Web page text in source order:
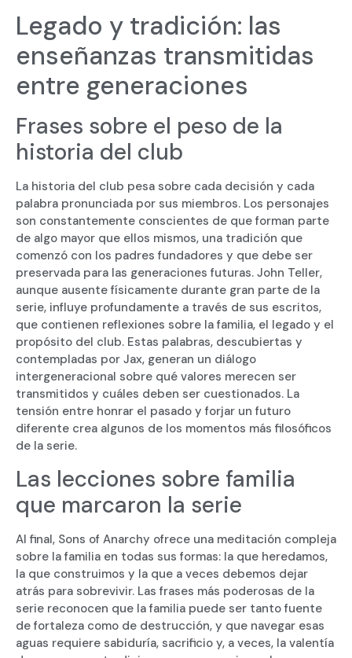
Legado y tradición: las
enseñanzas transmitidas
entre generaciones
Frases sobre el peso de la
historia del club
La historia del club pesa sobre cada decisión y cada
palabra pronunciada por sus miembros. Los personajes
son constantemente conscientes de que forman parte
de algo mayor que ellos mismos, una tradición que
comenzó con los padres fundadores y que debe ser
preservada para las generaciones futuras. John Teller,
aunque ausente físicamente durante gran parte de la
serie, influye profundamente a través de sus escritos,
que contienen reflexiones sobre la familia, el legado y el
propósito del club. Estas palabras, descubiertas y
contempladas por Jax, generan un diálogo
intergeneracional sobre qué valores merecen ser
transmitidos y cuáles deben ser cuestionados. La
tensión entre honrar el pasado y forjar un futuro
diferente crea algunos de los momentos más filosóficos
de la serie.
Las lecciones sobre familia
que marcaron la serie
Al final, Sons of Anarchy ofrece una meditación compleja
sobre la familia en todas sus formas: la que heredamos,
la que construimos y la que a veces debemos dejar
atrás para sobrevivir. Las frases más poderosas de la
serie reconocen que la familia puede ser tanto fuente
de fortaleza como de destrucción, y que navegar esas
aguas requiere sabiduría, sacrificio y, a veces, la valentía